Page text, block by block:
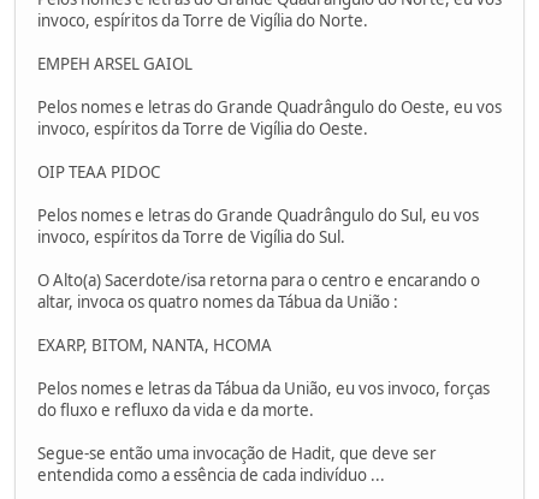
invoco, espíritos da Torre de Vigília do Norte.
EMPEH ARSEL GAIOL
Pelos nomes e letras do Grande Quadrângulo do Oeste, eu vos
invoco, espíritos da Torre de Vigília do Oeste.
OIP TEAA PIDOC
Pelos nomes e letras do Grande Quadrângulo do Sul, eu vos
invoco, espíritos da Torre de Vigília do Sul.
O Alto(a) Sacerdote/isa retorna para o centro e encarando o
altar, invoca os quatro nomes da Tábua da União :
EXARP, BITOM, NANTA, HCOMA
Pelos nomes e letras da Tábua da União, eu vos invoco, forças
do fluxo e refluxo da vida e da morte.
Segue-se então uma invocação de Hadit, que deve ser
entendida como a essência de cada indivíduo ...